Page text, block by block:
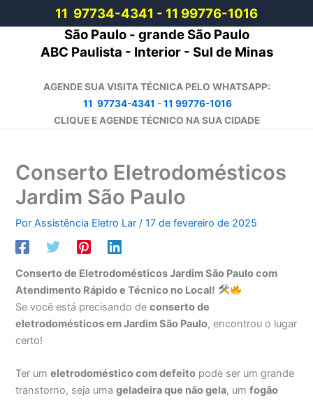
11 97734-4341 - 11 99776-1016
São Paulo - grande São Paulo
ABC Paulista - Interior - Sul de Minas
AGENDE SUA VISITA TÉCNICA PELO WHATSAPP:
11 97734-4341 -11 99776-1016
CLIQUE E AGENDE TÉCNICO NA SUA CIDADE
Conserto Eletrodomésticos
Jardim São Paulo
PorAssistência Eletro Lar/17 de fevereiro de 2025
Conserto de Eletrodomésticos Jardim São Paulo com
Atendimento Rápido e Técnico no Local!
Se você está precisando deconserto de
eletrodomésticos em Jardim São Paulo, encontrou o lugar
certo!
Ter umeletrodoméstico com defeito pode ser um grande
transtorno, seja umageladeira que não gela, umfogão